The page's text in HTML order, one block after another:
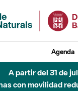
Agenda
A partir del 31 de
con movilidad